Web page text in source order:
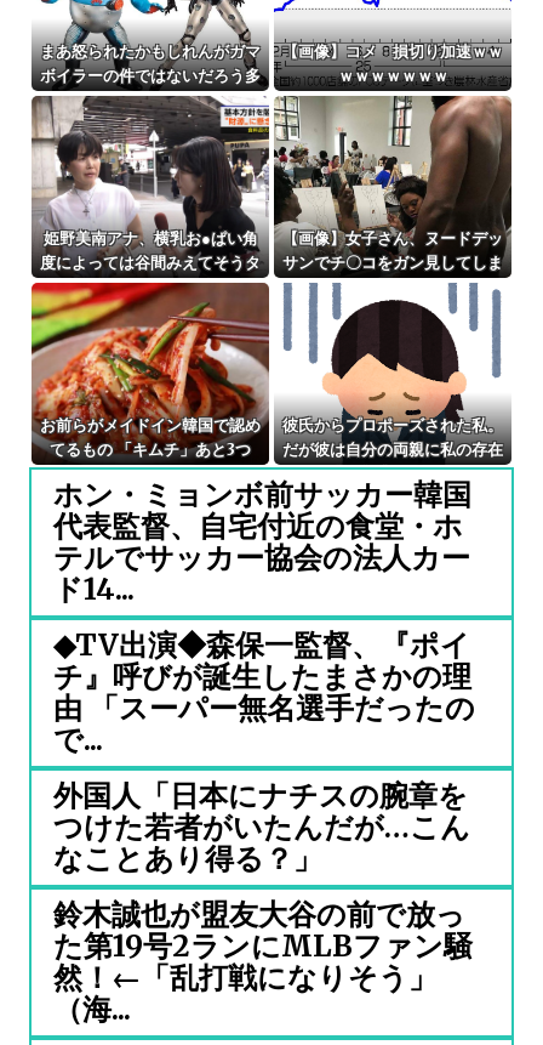
まあ怒られたかもしれんがガマ
ボイラーの件ではないだろう多
分
【画像】コメ 損切り加速ｗｗ
ｗｗｗｗｗｗｗ
姫野美南アナ、横乳お●ぱい角
度によっては谷間みえてそうタ
マラン
【画像】女子さん、ヌードデッ
サンでチ〇コをガン見してしま
うｗｗｗwｗｗｗｗｗｗｗｗ
お前らがメイドイン韓国で認め
てるもの 「キムチ」あと3つ
は？
彼氏からプロポーズされた私。
だが彼は自分の両親に私の存在
を一度も報告してなかった
ホン・ミョンボ前サッカー韓国
代表監督、自宅付近の食堂・ホ
テルでサッカー協会の法人カー
ド14...
◆TV出演◆森保一監督、『ポイ
チ』呼びが誕生したまさかの理
由 「スーパー無名選手だったの
で...
外国人「日本にナチスの腕章を
つけた若者がいたんだが…こん
なことあり得る？」
鈴木誠也が盟友大谷の前で放っ
た第19号2ランにMLBファン騒
然！←「乱打戦になりそう」
（海...